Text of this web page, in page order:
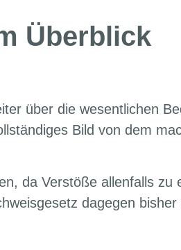
Überblick
über die wesentlichen
Bild von dem
da Verstöße allenfalls zu
dagegen bisher